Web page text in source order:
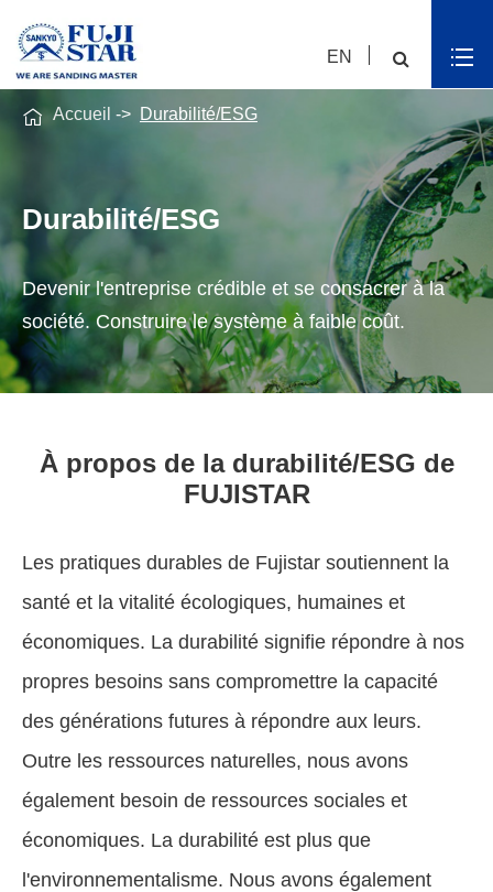
EN
Durabilité/ESG
Devenir l'entreprise crédible et se consacrer à la
société. Construire le système à faible coût.
 Accueil Durabilité/ESG
À propos de la durabilité/ESG de
FUJISTAR
Les pratiques durables de Fujistar soutiennent la
santé et la vitalité écologiques, humaines et
économiques. La durabilité signifie répondre à nos
propres besoins sans compromettre la capacité
des générations futures à répondre aux leurs.
Outre les ressources naturelles, nous avons
également besoin de ressources sociales et
économiques. La durabilité est plus que
l'environnementalisme. Nous avons également